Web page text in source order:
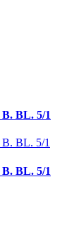
BL. 5/1
BL. 5/1